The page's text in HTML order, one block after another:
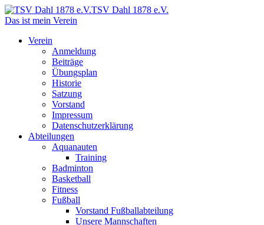
TSV Dahl 1878 e.V.
Das ist mein Verein
Verein
Anmeldung
Beiträge
Übungsplan
Historie
Satzung
Vorstand
Impressum
Datenschutzerklärung
Abteilungen
Aquanauten
Training
Badminton
Basketball
Fitness
Fußball
Vorstand Fußballabteilung
Unsere Mannschaften